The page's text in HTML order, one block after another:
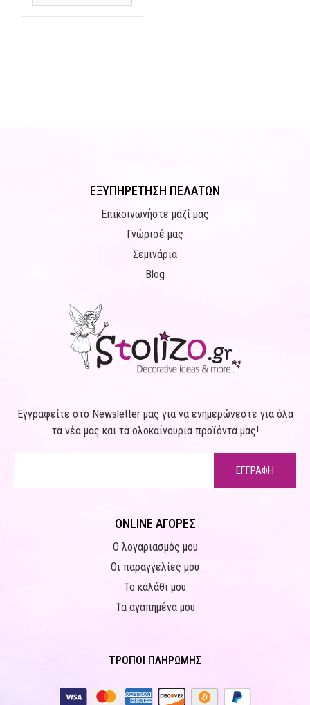
ΕΞΥΠΗΡΕΤΗΣΗ ΠΕΛΑΤΩΝ
Επικοινωνήστε μαζί μας
Γνώρισέ μας
Σεμινάρια
Blog
Εγγραφείτε στο Newsletter μας για να ενημερώνεστε για όλα
τα νέα μας και τα ολοκαίνουρια προϊόντα μας!
ΕΓΓΡΑΦΗ
ONLINE ΑΓΟΡΕΣ
Ο λογαριασμός μου
Οι παραγγελίες μου
Το καλάθι μου
Τα αγαπημένα μου
ΤΡΟΠΟΙ ΠΛΗΡΩΜΗΣ